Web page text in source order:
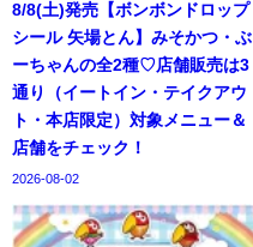
8/8(土)発売【ボンボンドロップ
シール 矢場とん】みそかつ・ぶ
ーちゃんの全2種♡店舗販売は3
通り（イートイン・テイクアウ
ト・本店限定）対象メニュー＆
店舗をチェック！
2026-08-02